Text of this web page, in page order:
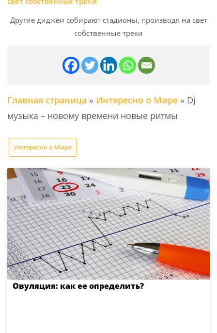
Другие диджеи собирают стадионы, производя на свет
собственные треки
Главная страница » Интересно о Мире » Dj
музыка – новому времени новые ритмы
Интересно о Мире
Овуляция: как ее определить?